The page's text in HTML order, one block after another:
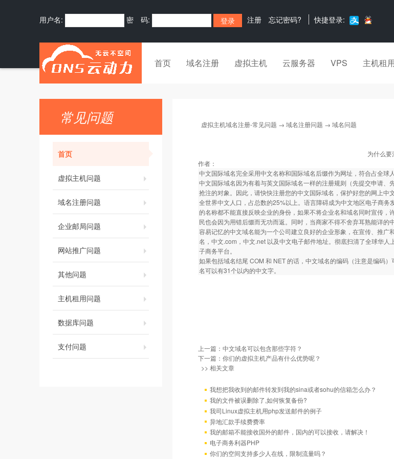
用户名: 密 码: 注册 忘记密码? 快捷登录:
首页 域名注册 虚拟主机 云服务器 VPS 主机租
常见问题
首页
虚拟主机问题
域名注册问题
企业邮局问题
网站推广问题
其他问题
主机租用问题
数据库问题
支付问题
虚拟主机域名注册-常见问题 → 域名注册问题 → 域名问题
为什么要
作者：
中文国际域名完全采用中文名称和国际域名后缀作为网址，符合占全球
中文国际域名因为有着与英文国际域名一样的注册规则（先提交申请
抢注的对象。因此，请快快注册您的中文国际域名，保护好您的网上中
全世界中文人口，占总数的25%以上。语言障碍成为中文地区电子商
的名称都不能直接反映企业的身份，如果不将企业名和域名同时宣传
民也会因为用错后缀而无功而返。同时，当商家不得不舍弃耳熟能详
容易记忆的中文域名能为一个公司建立良好的企业形象，在宣传、推
名，中文.com，中文.net 以及中文电子邮件地址。彻底扫清了全球华
子商务平台。
如果包括域名结尾 COM 和 NET 的话，中文域名的编码（注意是编码
名可以有31个以内的中文字。
上一篇： 中文域名可以包含那些字符？
下一篇： 你们的虚拟主机产品有什么优势呢？
>> 相关文章
我想把我收到的邮件转发到我的sina或者sohu的信箱怎么办？
我的文件被误删除了,如何恢复备份?
我司Linux虚拟主机用php发送邮件的例子
异地汇款手续费费率
我的邮箱不能接收国外的邮件，国内的可以接收，请解决！
电子商务利器PHP
你们的空间支持多少人在线，限制流量吗？